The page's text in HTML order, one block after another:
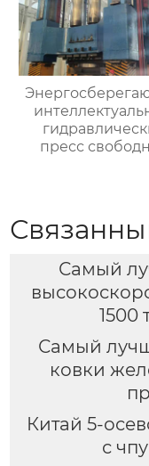
пресс
Самый
1500
Самый
ковки
Китай 5-
с